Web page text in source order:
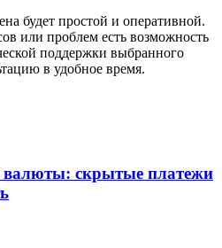
будет простой и оперативной.
или проблем есть возможность
поддержки выбранного
в удобное время.
валюты: скрытые платежи